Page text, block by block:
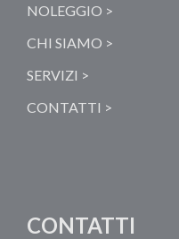
NOLEGGIO >
CHI SIAMO >
SERVIZI >
CONTATTI >
CONTATTI